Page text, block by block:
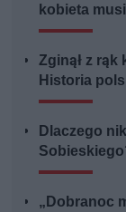
kobieta
Zginął z rąk
Historia
Dlaczego
„Dobranoc